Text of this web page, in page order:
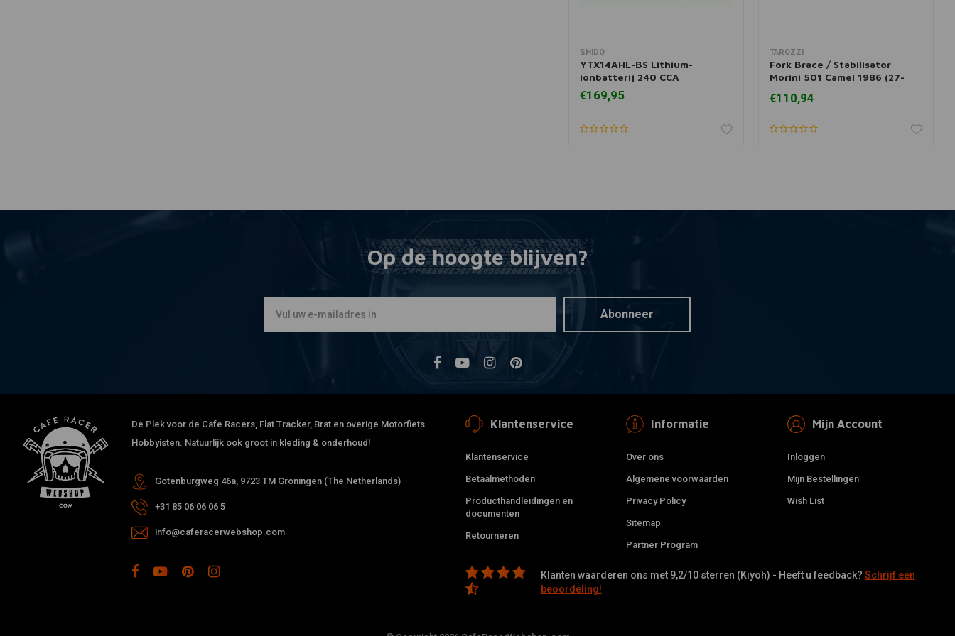
SHIDO
YTX14AHL-BS Lithium-
ionbatterij 240 CCA
€169,95
TAROZZI
Fork Brace / Stabilisator
Morini 501 Camel 1986 (27-
€110,94
Op de hoogte blijven?
Abonneer
De Plek voor de Cafe Racers, Flat Tracker, Brat en overige Motorfiets
Hobbyisten. Natuurlijk ook groot in kleding & onderhoud!
Gotenburgweg 46a, 9723 TM Groningen (The Netherlands)
+31 85 06 06 06 5
info@caferacerwebshop.com
Klantenservice
Klantenservice
Betaalmethoden
Producthandleidingen en
documenten
Retourneren
Informatie
Over ons
Algemene voorwaarden
Privacy Policy
Sitemap
Partner Program
Mijn Account
Inloggen
Mijn Bestellingen
Wish List
Klanten waarderen ons met 9,2/10 sterren (Kiyoh) - Heeft u feedback? Schrijf een
beoordeling!